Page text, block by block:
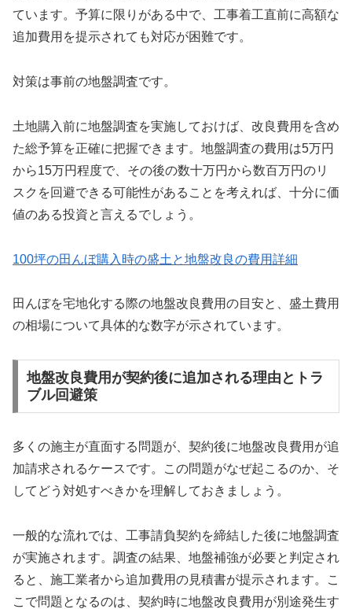
ています。予算に限りがある中で、工事着工直前に高額な
追加費用を提示されても対応が困難です。
対策は事前の地盤調査です。
土地購入前に地盤調査を実施しておけば、改良費用を含め
た総予算を正確に把握できます。地盤調査の費用は5万円
から15万円程度で、その後の数十万円から数百万円のリ
スクを回避できる可能性があることを考えれば、十分に価
値のある投資と言えるでしょう。
100坪の田んぼ購入時の盛土と地盤改良の費用詳細
田んぼを宅地化する際の地盤改良費用の目安と、盛土費用
の相場について具体的な数字が示されています。
地盤改良費用が契約後に追加される理由とトラ
ブル回避策
多くの施主が直面する問題が、契約後に地盤改良費用が追
加請求されるケースです。この問題がなぜ起こるのか、そ
してどう対処すべきかを理解しておきましょう。
一般的な流れでは、工事請負契約を締結した後に地盤調査
が実施されます。調査の結果、地盤補強が必要と判定され
ると、施工業者から追加費用の見積書が提示されます。こ
こで問題となるのは、契約時に地盤改良費用が別途発生す